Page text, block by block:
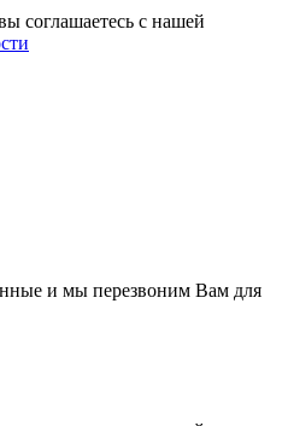
соглашаетесь с нашей
и мы перезвоним Вам для